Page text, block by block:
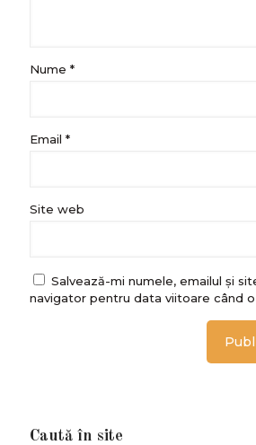
Nume *
Email *
Site web
Salvează-mi numele, emailul și
navigator pentru data viitoare când
Caută în site